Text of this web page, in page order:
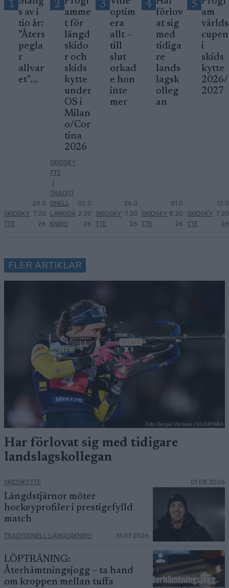
1
s av i
tio år:
”Åters
pegla
r
allvar
et”...
SKIDSKY
TTE
20.0
7.20
26
2
amme
t för
längd
skido
r och
skids
kytte
under
OS i
Milan
o/Cor
tina
2026
SKIDSKY
TTE
TRADITI
ONELL
LÄNGDÅ
KNING
02.0
2.20
26
3
optim
era
allt –
till
slut
orkad
e hon
inte
mer
SKIDSKY
TTE
26.0
7.20
26
4
förlov
at sig
med
tidiga
re
lands
lagsk
olleg
an
SKIDSKY
TTE
01.0
8.20
26
5
am
världs
cupen
i
skids
kytte
2026/
2027
SKIDSKY
TTE
13.0
7.20
26
FLER ARTIKLAR
Foto: Jesper Zerman / BILDBYRÅN
Har förlovat sig med tidigare
landslagskollegan
SKIDSKYTTE 01.08.2026
Längdstjärnor möter
hockeyprofiler i prestigefylld
match
TRADITIONELL LÄNGDÅKNING 31.07.2026
LÖPTRÄNING:
Återhämtningsjogg – ta hand
om kroppen mellan tuffa